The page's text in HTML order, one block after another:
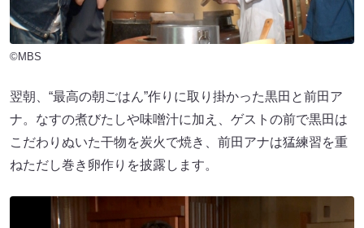
©MBS
翌朝、“最高の朝ごはん”作りに取り掛かった黒田と前田ア
ナ。なすの煮びたしや味噌汁に加え、ゲストの前で黒田は
こだわりぬいた干物を炭火で焼き、前田アナは猛練習を重
ねただし巻き卵作りを披露します。